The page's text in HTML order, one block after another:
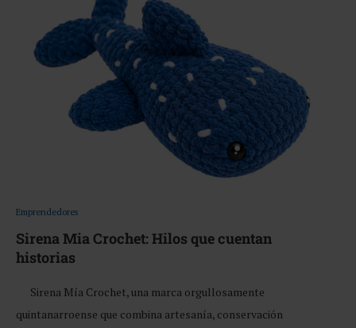
Emprendedores
Sirena Mia Crochet: Hilos que cuentan
historias
Sirena Mía Crochet, una marca orgullosamente
quintanarroense que combina artesanía, conservación